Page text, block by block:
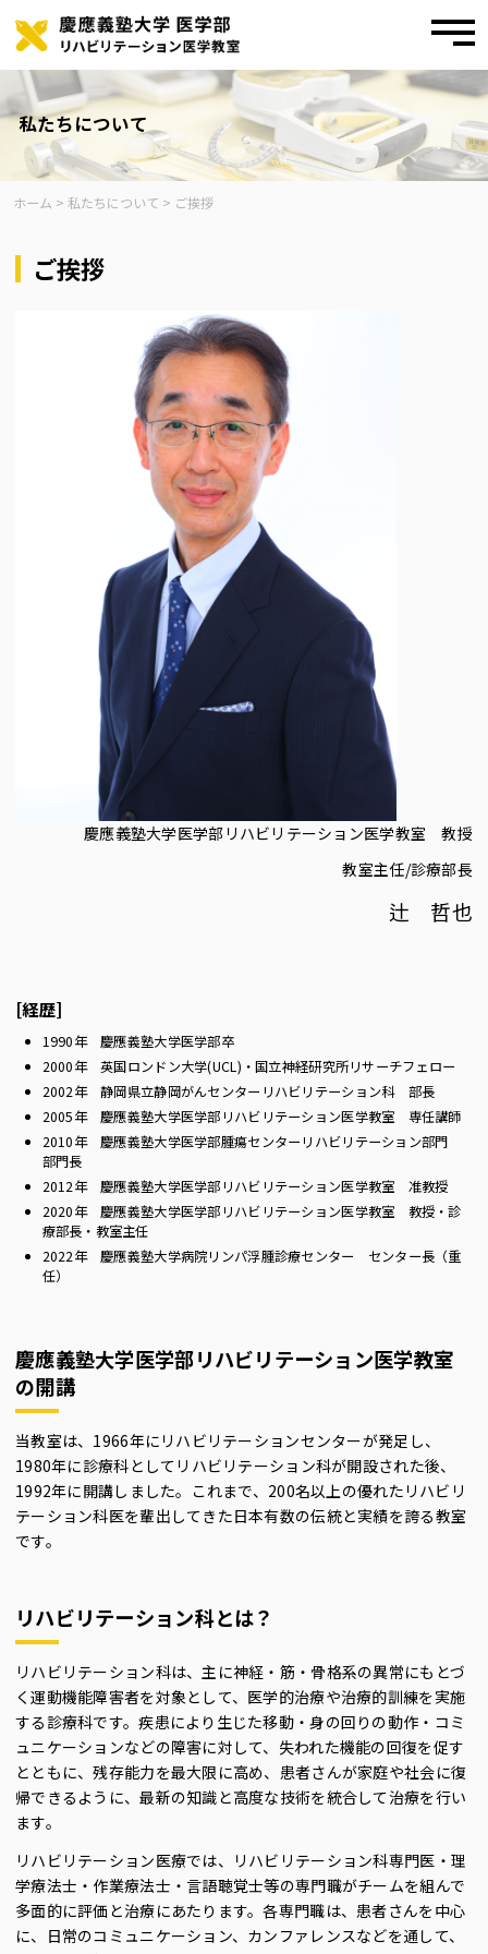
Skip
content
私たちについて
ホーム >私たちについて > ご挨拶
ご挨拶
慶應義塾大学医学部リハビリテーション医学教室 教授
教室主任/診療部長
辻 哲也
[経歴]
1990年 慶應義塾大学医学部卒
2000年 英国ロンドン大学(UCL)・国立神経研究所リサーチフェロー
2002年 静岡県立静岡がんセンターリハビリテーション科 部長
2005年 慶應義塾大学医学部リハビリテーション医学教室 専任講師
2010年 慶應義塾大学医学部腫瘍センターリハビリテーション部門
部門長
2012年 慶應義塾大学医学部リハビリテーション医学教室 准教授
2020年 慶應義塾大学医学部リハビリテーション医学教室 教授・診
療部長・教室主任
2022年 慶應義塾大学病院リンパ浮腫診療センター センター長（重
任）
慶應義塾大学医学部リハビリテーション医学教室
の開講
当教室は、1966年にリハビリテーションセンターが発足し、
1980年に診療科としてリハビリテーション科が開設された後、
1992年に開講しました。これまで、200名以上の優れたリハビリ
テーション科医を輩出してきた日本有数の伝統と実績を誇る教室
です。
リハビリテーション科とは？
リハビリテーション科は、主に神経・筋・骨格系の異常にもとづ
く運動機能障害者を対象として、医学的治療や治療的訓練を実施
する診療科です。疾患により生じた移動・身の回りの動作・コミ
ュニケーションなどの障害に対して、失われた機能の回復を促す
とともに、残存能力を最大限に高め、患者さんが家庭や社会に復
帰できるように、最新の知識と高度な技術を統合して治療を行い
ます。
リハビリテーション医療では、リハビリテーション科専門医・理
学療法士・作業療法士・言語聴覚士等の専門職がチームを組んで
多面的に評価と治療にあたります。各専門職は、患者さんを中心
に、日常のコミュニケーション、カンファレンスなどを通して、